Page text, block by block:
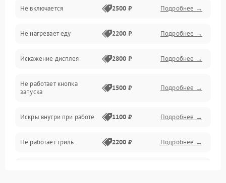
Механика и внутренние элементы
Механические повреждения
Питание и запуск
Нагрев и приготовление
Программное обеспечение
Не включается 2500 ₽ Подробнее →
Не нагревает еду 2200 ₽ Подробнее →
Искажение дисплея 2800 ₽ Подробнее →
Не работает кнопка
запуска
1500 ₽ Подробнее →
Искры внутри при работе 1100 ₽ Подробнее →
Не работает гриль 2200 ₽ Подробнее →